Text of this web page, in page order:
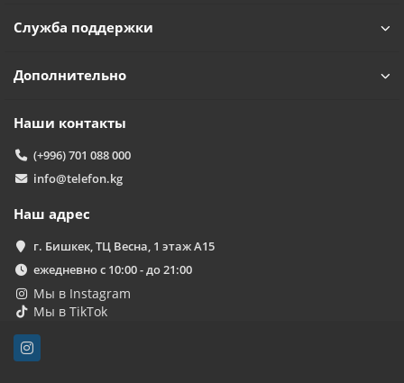
Служба поддержки
Дополнительно
Наши контакты
(+996) 701 088 000
info@telefon.kg
Наш адрес
г. Бишкек, ТЦ Весна, 1 этаж А15
ежедневно с 10:00 - до 21:00
Мы в Instagram
Мы в TikTok